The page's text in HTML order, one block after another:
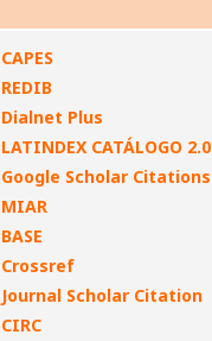
CAPES
REDIB
Dialnet Plus
LATINDEX CATÁLOGO 2.0
Google Scholar Citations
MIAR
BASE
Crossref
Journal Scholar Citation
CIRC